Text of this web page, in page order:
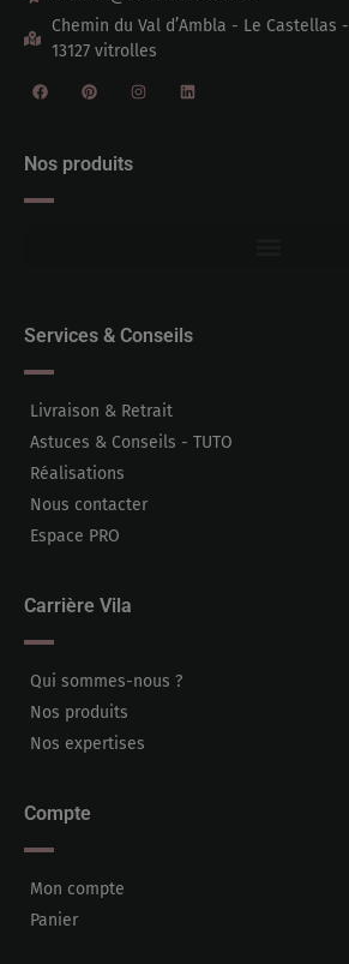
Chemin du Val d’Ambla - Le Castellas -
13127 vitrolles
Nos produits
Services & Conseils
Livraison & Retrait
Astuces & Conseils - TUTO
Réalisations
Nous contacter
Espace PRO
Carrière Vila
Qui sommes-nous ?
Nos produits
Nos expertises
Compte
Mon compte
Panier